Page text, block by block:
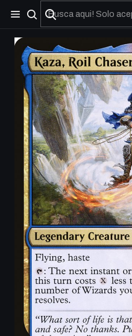
No olviden reportar sus